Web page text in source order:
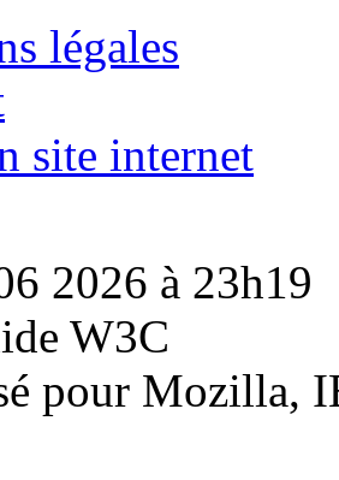
légales
site internet
2026 à 23h19
W3C
pour Mozilla,